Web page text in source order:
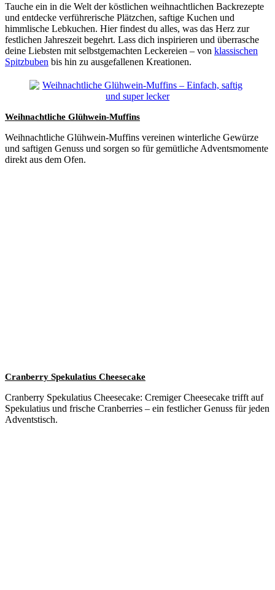
Tauche ein in die Welt der köstlichen weihnachtlichen Backrezepte
und entdecke verführerische Plätzchen, saftige Kuchen und
himmlische Lebkuchen. Hier findest du alles, was das Herz zur
festlichen Jahreszeit begehrt. Lass dich inspirieren und überrasche
deine Liebsten mit selbstgemachten Leckereien – von klassischen
Spitzbuben bis hin zu ausgefallenen Kreationen.
Weihnachtliche Glühwein-Muffins
Weihnachtliche Glühwein-Muffins vereinen winterliche Gewürze
und saftigen Genuss und sorgen so für gemütliche Adventsmomente
direkt aus dem Ofen.
Cranberry Spekulatius Cheesecake
Cranberry Spekulatius Cheesecake: Cremiger Cheesecake trifft auf
Spekulatius und frische Cranberries – ein festlicher Genuss für jeden
Adventstisch.